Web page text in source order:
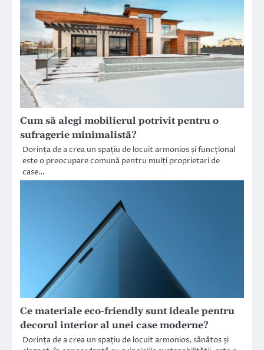
Cum să alegi mobilierul potrivit pentru o
sufragerie minimalistă?
Dorința de a crea un spațiu de locuit armonios și funcțional
este o preocupare comună pentru mulți proprietari de
case…
Ce materiale eco-friendly sunt ideale pentru
decorul interior al unei case moderne?
Dorința de a crea un spațiu de locuit armonios, sănătos și